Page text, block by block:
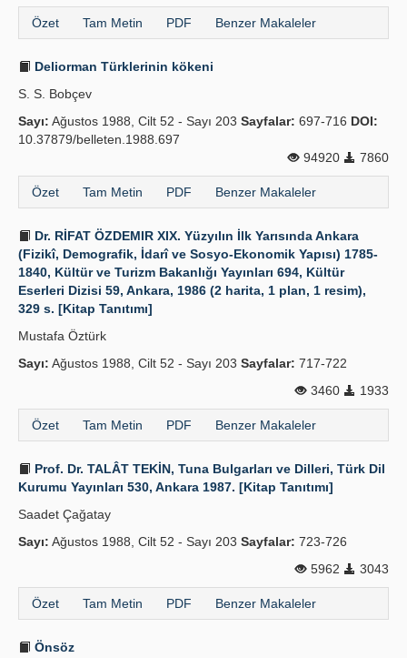
Özet Tam Metin PDF Benzer Makaleler
Deliorman Türklerinin kökeni
S. S. Bobçev
Sayı: Ağustos 1988, Cilt 52 - Sayı 203 Sayfalar: 697-716 DOI:
10.37879/belleten.1988.697
94920
7860
Özet Tam Metin PDF Benzer Makaleler
Dr. RİFAT ÖZDEMIR XIX. Yüzyılın İlk Yarısında Ankara
(Fizikî, Demografik, İdarî ve Sosyo-Ekonomik Yapısı) 1785-
1840, Kültür ve Turizm Bakanlığı Yayınları 694, Kültür
Eserleri Dizisi 59, Ankara, 1986 (2 harita, 1 plan, 1 resim),
329 s. [Kitap Tanıtımı]
Mustafa Öztürk
Sayı: Ağustos 1988, Cilt 52 - Sayı 203 Sayfalar: 717-722
3460
1933
Özet Tam Metin PDF Benzer Makaleler
Prof. Dr. TALÂT TEKİN, Tuna Bulgarları ve Dilleri, Türk Dil
Kurumu Yayınları 530, Ankara 1987. [Kitap Tanıtımı]
Saadet Çağatay
Sayı: Ağustos 1988, Cilt 52 - Sayı 203 Sayfalar: 723-726
5962
3043
Özet Tam Metin PDF Benzer Makaleler
Önsöz